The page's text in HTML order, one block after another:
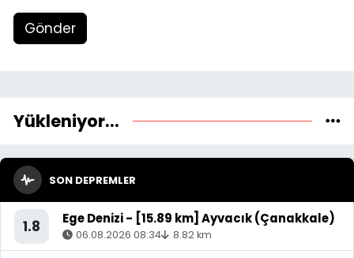
Gönder
Yükleniyor...
SON DEPREMLER
1.8 Ege Denizi - [15.89 km] Ayvacık (Çanakkale)
06.08.2026 08:34 8.82 km